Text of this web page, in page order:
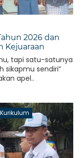
2026 dan
Kejuaraan
tapi satu-satunya
sikapmu sendiri”
apel..
Kurikulum